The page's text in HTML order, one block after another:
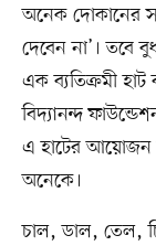
অনেক দোকানের
দেবেন না’। তবে
এক ব্যতিক্রমী হাট
বিদ্যানন্দ
এ হাটের আয়োজন
অনেকে।
চাল, ডাল, তেল,